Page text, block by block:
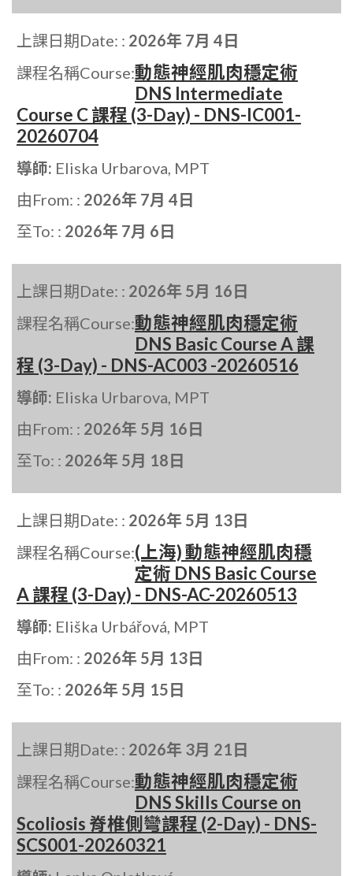
上課日期Date: : 2026年 7月 4日
課程名稱Course:動態神經肌肉穩定術
DNS Intermediate
Course C 課程 (3-Day) - DNS-IC001-
20260704
導師: Eliska Urbarova, MPT
由From: : 2026年 7月 4日
至To: : 2026年 7月 6日
上課日期Date: : 2026年 5月 16日
課程名稱Course:動態神經肌肉穩定術
DNS Basic Course A 課
程 (3-Day) - DNS-AC003 -20260516
導師: Eliska Urbarova, MPT
由From: : 2026年 5月 16日
至To: : 2026年 5月 18日
上課日期Date: : 2026年 5月 13日
課程名稱Course:(上海) 動態神經肌肉穩
定術 DNS Basic Course
A 課程 (3-Day) - DNS-AC-20260513
導師: Eliška Urbářová, MPT
由From: : 2026年 5月 13日
至To: : 2026年 5月 15日
上課日期Date: : 2026年 3月 21日
課程名稱Course:動態神經肌肉穩定術
DNS Skills Course on
Scoliosis 脊椎側彎課程 (2-Day) - DNS-
SCS001-20260321